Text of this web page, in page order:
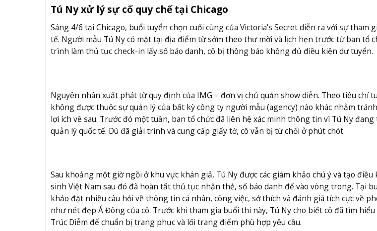
Tú Ny xử lý sự cố quy chế tại Chicago
Sáng 4/6 tại Chicago, buổi tuyển chọn cuối cùng của Victoria’s Secret diễn ra với sự tham
tế. Người mẫu Tú Ny có mặt tại địa điểm từ sớm theo thư mời và lịch hẹn trước từ ban tổ
trình làm thủ tục check-in lấy số báo danh, cô bị thông báo không đủ điều kiện dự tuyển.
Nguyên nhân xuất phát từ quy định của IMG – đơn vị chủ quản show diễn. Theo tiêu chí
không được thuộc sự quản lý của bất kỳ công ty người mẫu (agency) nào khác nhằm
lợi ích về sau. Trước đó một tuần, ban tổ chức đã liên hệ xác minh thông tin vì Tú Ny
quản lý quốc tế. Dù đã giải trình và cung cấp giấy tờ, cô vẫn bị từ chối ở phút chót.
Sau khoảng một giờ ngồi ở khu vực khán giả, Tú Ny được các giám khảo chú ý và tạo điều
sinh Việt Nam sau đó đã hoàn tất thủ tục nhận thẻ, số báo danh để vào vòng trong. Tại
khảo đặt nhiều câu hỏi về thông tin cá nhân, công việc, sở thích và đánh giá tích cực về
như nét đẹp Á Đông của cô. Trước khi tham gia buổi thi này, Tú Ny cho biết cô đã tìm
Trúc Diễm để chuẩn bị trang phục và lối trang điểm phù hợp yêu cầu.